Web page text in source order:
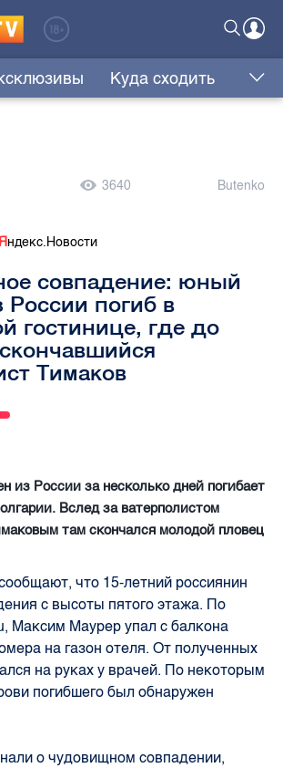
Куда сходить
3640 Butenko
ндекс.Новости
совпадение: юный
России погиб в
гостинице, где до
Тимаков
из России за несколько дней погибает
Вслед за ватерполистом
там скончался молодой пловец
что 15-летний россиянин
с высоты пятого этажа. По
Максим Маурер упал с балкона
на газон отеля. От полученных
на руках у врачей. По некоторым
погибшего был обнаружен
о чудовищном совпадении,